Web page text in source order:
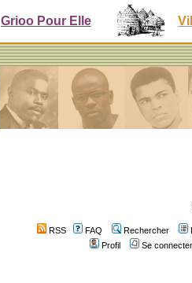
Grioo Pour Elle
RSS FAQ Rechercher
Profil
Se